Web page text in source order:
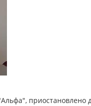
приостановлено